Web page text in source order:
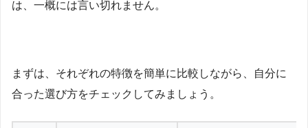
は、一概には言い切れません。
まずは、それぞれの特徴を簡単に比較しながら、自分に
合った選び方をチェックしてみましょう。